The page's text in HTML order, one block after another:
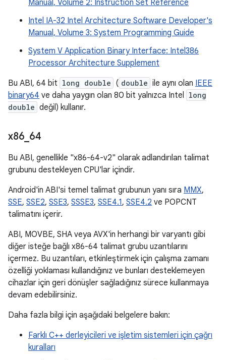
Manual, Volume 2: Instruction Set Reference
Intel IA-32 Intel Architecture Software Developer's
Manual, Volume 3: System Programming Guide
System V Application Binary Interface: Intel386
Processor Architecture Supplement
Bu ABI, 64 bit long double ( double ile aynı olan IEEE
binary64 ve daha yaygın olan 80 bit yalnızca Intel long
double değil) kullanır.
x86 64
Bu ABI, genellikle "x86-64-v2" olarak adlandırılan talimat
grubunu destekleyen CPU'lar içindir.
Android'in ABI'si temel talimat grubunun yanı sıra MMX,
SSE, SSE2, SSE3, SSSE3, SSE4.1, SSE4.2 ve POPCNT
talimatını içerir.
ABI, MOVBE, SHA veya AVX'in herhangi bir varyantı gibi
diğer isteğe bağlı x86-64 talimat grubu uzantılarını
içermez. Bu uzantıları, etkinleştirmek için çalışma zamanı
özelliği yoklaması kullandığınız ve bunları desteklemeyen
cihazlar için geri dönüşler sağladığınız sürece kullanmaya
devam edebilirsiniz.
Daha fazla bilgi için aşağıdaki belgelere bakın:
Farklı C++ derleyicileri ve işletim sistemleri için çağrı
kuralları